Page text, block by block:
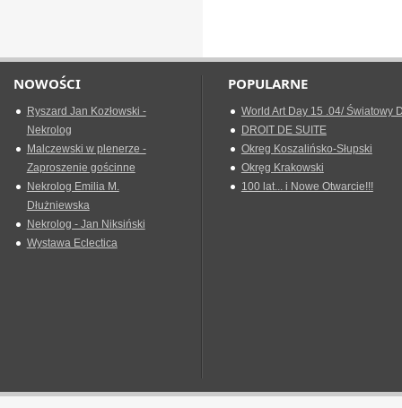
NOWOŚCI
Ryszard Jan Kozłowski -
Nekrolog
Malczewski w plenerze -
Zaproszenie gościnne
Nekrolog Emilia M.
Dłużniewska
Nekrolog - Jan Niksiński
Wystawa Eclectica
POPULARNE
World Art Day 15 .04/ Światowy
DROIT DE SUITE
Okreg Koszalińsko-Słupski
Okręg Krakowski
100 lat... i Nowe Otwarcie!!!